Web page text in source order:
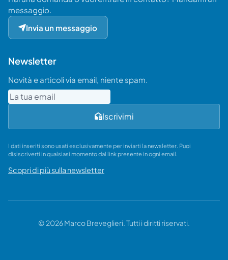
messaggio.
Invia un messaggio
Newsletter
Novità e articoli via email, niente spam.
Email
Iscrivimi
I dati inseriti sono usati esclusivamente per inviarti la newsletter. Puoi
disiscriverti in qualsiasi momento dal link presente in ogni email.
Scopri di più sulla newsletter
© 2026 Marco Breveglieri. Tutti i diritti riservati.